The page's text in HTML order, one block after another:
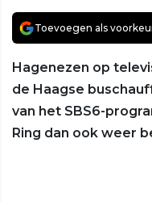
Toevoegen als
Hagenezen op
de Haagse
van het SBS6-
Ring dan ook weer